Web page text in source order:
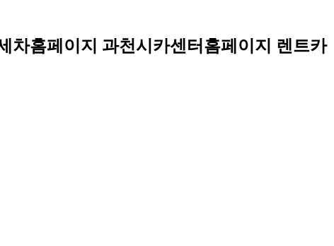
차홈페이지 과천시카센터홈페이지 렌트카